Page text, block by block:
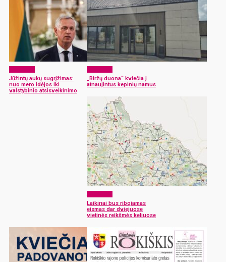
Jūžintų aukų sugrįžimas:
nuo mero idėjos iki
valstybinio atsisveikinimo
„Biržų duona“ kviečia į
atnaujintus kepinių namus
Laikinai bus ribojamas
eismas dar dviejuose
vietinės reikšmės keliuose